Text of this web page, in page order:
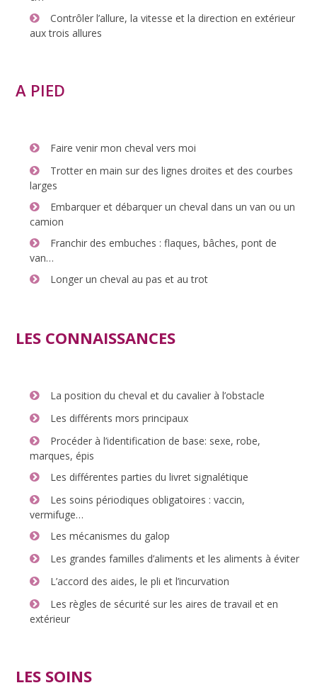
Contrôler l’allure, la vitesse et la direction en extérieur
aux trois allures
A PIED
Faire venir mon cheval vers moi
Trotter en main sur des lignes droites et des courbes
larges
Embarquer et débarquer un cheval dans un van ou un
camion
Franchir des embuches : flaques, bâches, pont de
van…
Longer un cheval au pas et au trot
LES CONNAISSANCES
La position du cheval et du cavalier à l’obstacle
Les différents mors principaux
Procéder à l’identification de base: sexe, robe,
marques, épis
Les différentes parties du livret signalétique
Les soins périodiques obligatoires : vaccin,
vermifuge…
Les mécanismes du galop
Les grandes familles d’aliments et les aliments à éviter
L’accord des aides, le pli et l’incurvation
Les règles de sécurité sur les aires de travail et en
extérieur
LES SOINS